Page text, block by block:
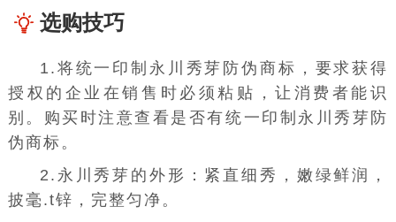
选购技巧
1. 将统一印制永川秀芽防伪商标，要求获得
授权的企业在销售时必须粘贴，让消费者能识
别。购买时注意查看是否有统一印制永川秀芽防
伪商标。
2. 永川秀芽的外形：紧直细秀，嫩绿鲜润，
披毫.t锌，完整匀净。